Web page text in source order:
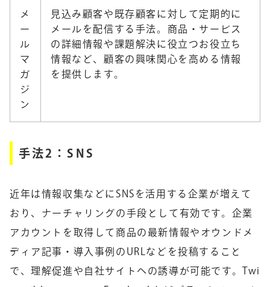
メ
ー
ル
マ
ガ
ジ
ン
見込み顧客や既存顧客に対して定期的に
メールを配信する手法。商品・サービス
の詳細情報や課題解決に役立つお役立ち
情報など、顧客の興味関心を高める情報
を提供します。
手法2：SNS
近年は情報収集などにSNSを活用する企業が増えて
おり、ナーチャリングの手段として有効です。企業
アカウントを取得して商品の最新情報やオウンドメ
ディア記事・導入事例のURLなどを投稿すること
で、理解促進や自社サイトへの誘導が可能です。Twi